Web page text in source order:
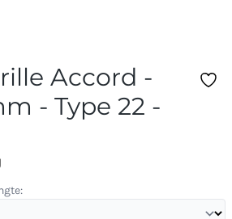
Accord -
- Type 22 -